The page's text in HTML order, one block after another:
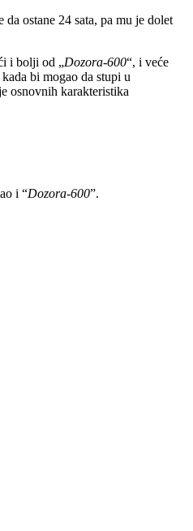
ostane 24 sata, pa mu je dolet
i bolji od „Dozora-600“, i veće
bi mogao da stupi u
osnovnih karakteristika
i “Dozora-600”.